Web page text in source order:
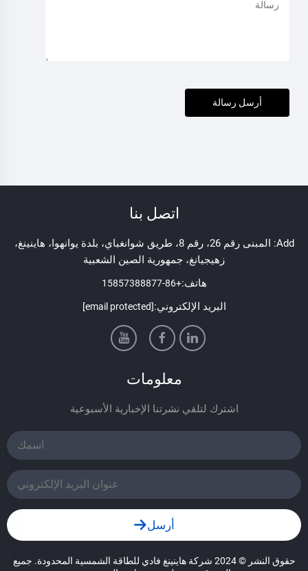
أرسل رسالة
اتصل بنا
Add: المبنى رقم 26، رقم 8، طريق شوانغباي، بلدة يوانهوا، هاينينغ،
زهيجيانغ، جمهورية الصين الشعبية
هاتف:+86-15857388877
البريد الإلكتروني:[email protected]
معلومات
اشترك لتلقي نشرتنا الإخبارية الأسبوعية
أرسل
حقوق النشر © 2024 شركة هاينينغ فادي للطاقة الشمسية المحدودة. جميع